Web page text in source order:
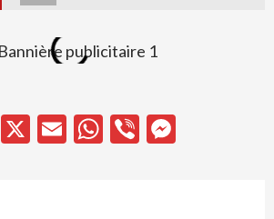
Facebook
X EmailWhatsApp
Viber